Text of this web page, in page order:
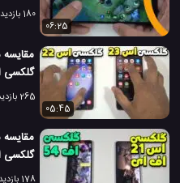
180 بازدید
06:25
گلکسی
265 بازدید
05:45
گلکسی
178 بازدید